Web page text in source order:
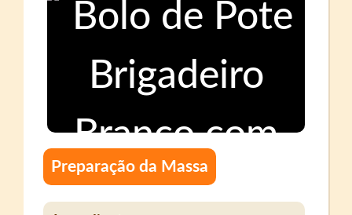
Preparação da Massa